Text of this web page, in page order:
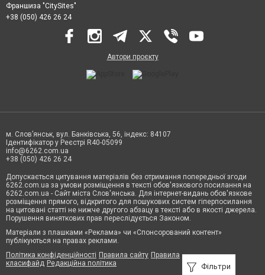
Фільтри
Франшиза "CitySites"
+38 (050) 426 26 24
Автори проєкту
м. Слов’янськ, вул. Банківська, 56, індекс: 84107
Ідентифікатор у Реєстрі R40-05099
info@6262.com.ua
+38 (050) 426 26 24
Допускається цитування матеріалів без отримання попередньої згоди
6262.com.ua за умови розміщення в тексті обов'язкового посилання на
6262.com.ua - Сайт міста Слов'янська. Для інтернет-видань обов'язкове
розміщення прямого, відкритого для пошукових систем гіперпосилання
на цитовані статті не нижче другого абзацу в тексті або в якості джерела.
Порушення виняткових прав переслідується Законом.
Матеріали з плашками «Реклама» чи «Спонсорований контент»
публікуються на правах реклами.
Політика конфіденційності Правила сайту Правила
класифайд Редакційна політика